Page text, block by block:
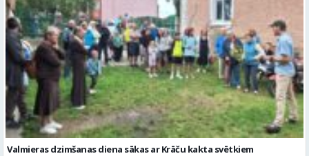
Valmieras dzimšanas diena sākas ar Krāču kakta svētkiem